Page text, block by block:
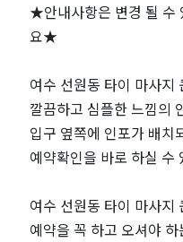
추
천
｜
마
짱
★안내사항은 변경 될 수
요★
여수 선원동 타이 마사지
깔끔하고 심플한 느낌의
입구 옆쪽에 인포가 배치
예약확인을 바로 하실 수
여수 선원동 타이 마사지
예약을 꼭 하고 오셔야